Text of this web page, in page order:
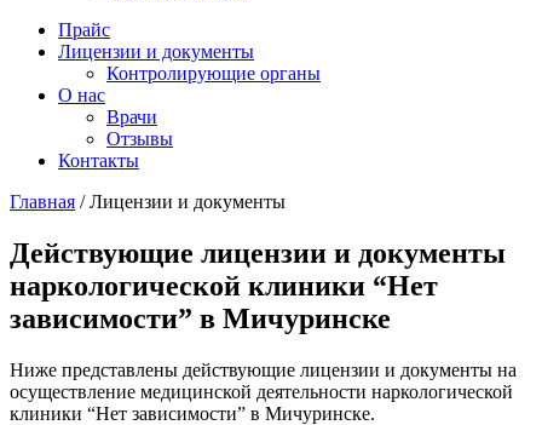
Прайс
Лицензии и документы
Контролирующие органы
О нас
Врачи
Отзывы
Контакты
Главная /Лицензии и документы
Действующие лицензии и документы
наркологической клиники “Нет
зависимости” в Мичуринске
Ниже представлены действующие лицензии и документы на
осуществление медицинской деятельности наркологической
клиники “Нет зависимости” в Мичуринске.